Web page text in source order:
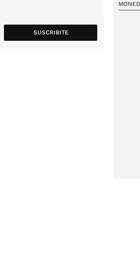
SUSCRIBITE